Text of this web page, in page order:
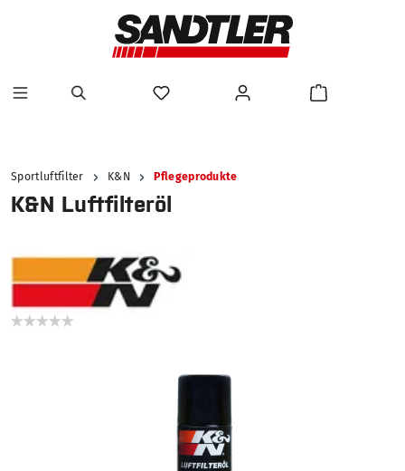
Sportluftfilter K&N Pflegeprodukte
K&N Luftfilteröl